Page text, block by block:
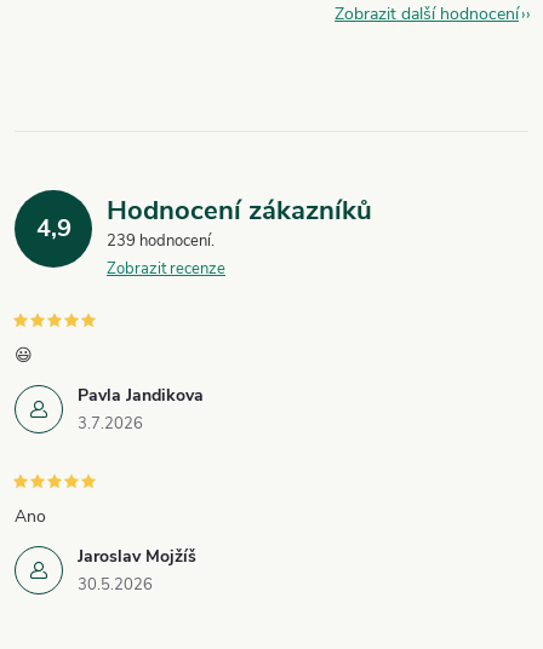
Zobrazit další hodnocení
4,9 Hodnocení zákazníků
239 hodnocení
Zobrazit recenze
Pavla Jandikova
3.7.2026
😃
Jaroslav Mojžíš
30.5.2026
Ano